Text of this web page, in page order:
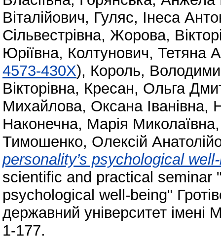
Віталійович, Гуляс, Інеса
Сільвестрівна, Жорова,
Юріївна, Колтунович, Тетяна
4573-430X), Король,
Вікторівна, Кресан, Ольга
Михайлова, Оксана Іванівна,
Наконечна, Марія Миколаївна
Тимошенко, Олексій
personality’s psychological
scientific and practical seminar
psychological well-being"
державний університет імені
1-177.